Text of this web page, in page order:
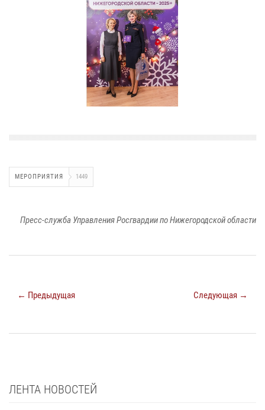
МЕРОПРИЯТИЯ 1449
Пресс-служба Управления Росгвардии по Нижегородской области
← Предыдущая Следующая →
ЛЕНТА НОВОСТЕЙ